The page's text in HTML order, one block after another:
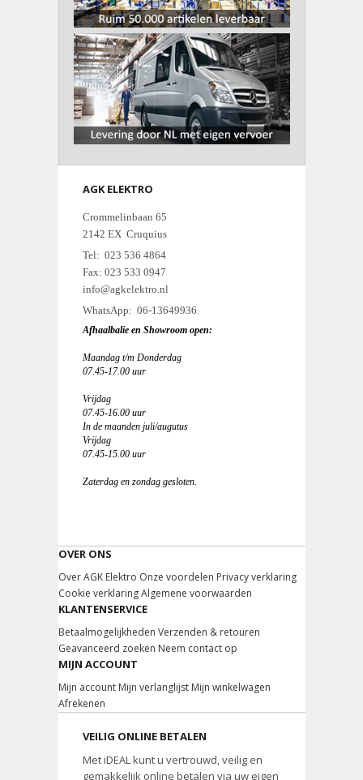
AGK ELEKTRO
Crommelinbaan 65
2142 EX Cruquius
Tel: 023 536 4864
Fax: 023 533 0947
info@agkelektro.nl
WhatsApp: 06-13649936
Afhaalbalie en Showroom open:
Maandag t/m Donderdag
07.45-17.00 uur
Vrijdag
07.45-16.00 uur
In de maanden juli/augutus
Vrijdag
07.45-15.00 uur
Zaterdag en zondag gesloten.
OVER ONS
Over AGK Elektro Onze voordelen Privacy verklaring
Cookie verklaring Algemene voorwaarden
KLANTENSERVICE
Betaalmogelijkheden Verzenden & retouren
Geavanceerd zoeken Neem contact op
MIJN ACCOUNT
Mijn account Mijn verlanglijst Mijn winkelwagen
Afrekenen
VEILIG ONLINE BETALEN
Met iDEAL kunt u vertrouwd, veilig en
gemakkelijk online betalen via uw eigen